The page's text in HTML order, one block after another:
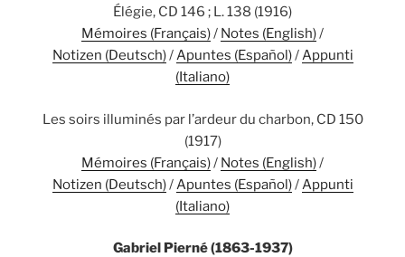
Élégie, CD 146 ; L. 138 (1916)
Mémoires (Français)/ Notes (English)/
Notizen (Deutsch)/Apuntes (Español)/Appunti
(Italiano)
Les soirs illuminés par l’ardeur du charbon, CD 150
(1917)
Mémoires (Français)/ Notes (English)/
Notizen (Deutsch)/ Apuntes (Español)/ Appunti
(Italiano)
Gabriel Pierné (1863-1937)